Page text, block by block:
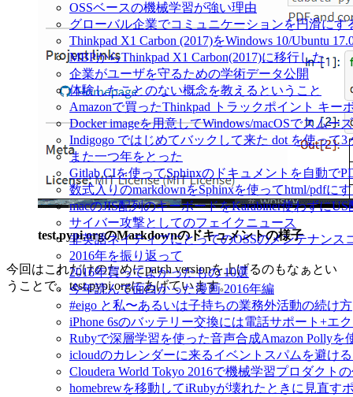
OSSベースの機械学習が強い理由
グローバル企業でコミュニケーションを円滑にす
Thinkpad X1 Carbon (2017)をWindows 10/Ubuntu
MBPからThinkpad X1 Carbon(2017)に移行した
企業がユーザを守るための学術データ公開
体験したことのない概念を教えるということ
Amazonで買ったThinkpad トラックポイント キー
Docker imageを用意してWindows/macOSでスムー
Indigogo ではじめてバックして来た dot を使って3
また一つ年をとった
Gitlab CIを使ってSphinxのドキュメントを自動で
数式入りのmarkdownをSphinxを使ってhtml/pdfに
macのJIS配列のキーボードをKarabiner使わずに
サイバー攻撃としてのフェイクニュース
非英語ネイティブにとってのOSSのメンテナンス
2016年を振り返って
2016年買ってよかったもの 10選
今年読んで面白かった漫画 2016年編
#eigo と私〜あるいは子持ちの業務外活動の続け方
iPhone 6sのバッテリー交換には電話サポート+エ
Rubyで深層学習を使った音声合成Amazon Polly
icloudのカレンダーに来るイベントスパムを避け
Cloudera World Tokyo 2016で機械学習プロダクト
homebrewを移動してiRubyが壊れたときに見直す
test.pypi.orgのMarkdownのドキュメントの様子
今回はこれだけのためにpatch versionを上げるのもなぁとい
うことで、test.pypi.orgにあげています。